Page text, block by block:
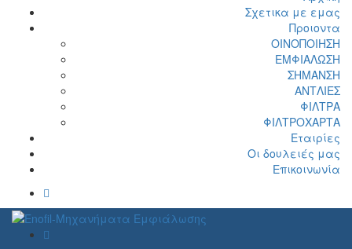
Σχετικα με εμας
Προιοντα
ΟΙΝΟΠΟΙΗΣΗ
ΕΜΦΙΑΛΩΣΗ
ΣΗΜΑΝΣΗ
ΑΝΤΛΙΕΣ
ΦΙΛΤΡΑ
ΦΙΛΤΡΟΧΑΡΤΑ
Εταιρίες
Οι δουλειές μας
Επικοινωνία